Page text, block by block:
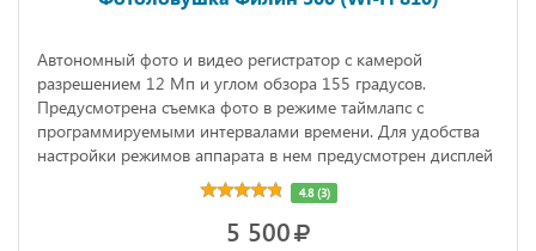
Автономный фото и видео регистратор с камерой
разрешением 12 Мп и углом обзора 155 градусов.
Предусмотрена съемка фото в режиме таймлапс с
программируемыми интервалами времени. Для удобства
настройки режимов аппарата в нем предусмотрен дисплей
диагональю 2,4 дюйма.
4.8 (3)
5 500